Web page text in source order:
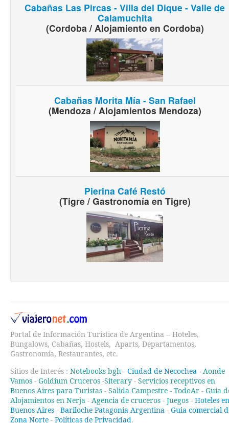
Cabañas Las Pircas - Villa del Dique - Valle de
Calamuchita
(Cordoba / Alojamiento en Cordoba)
Cabañas Morita Mía - San Rafael
(Mendoza / Alojamientos Mendoza)
Pierina Café Restó
(Tigre / Gastronomía en Tigre)
Portal de Información Turística de Argentina -- Hoteles,
Bungalows, Cabañas, Hostels, Aparts, Departamentos,
Gastronomía, Restaurantes, etc.
Sitios de Interés : Notebooks bgh - Ciudad de Necochea - Aonde
Vamos - Goldium Cruceros -Siterary - Servicios receptivos en
Buenos Aires para Turistas - Salida Campestre - TodoAr - Guia
Alojamientos en Nerja - Agencia de cruceros - Juegos - Hoteles en
Buenos Aires - Bariloche Patagonia Argentina - Guia comercial
Zona Norte - Políticas de Privacidad.